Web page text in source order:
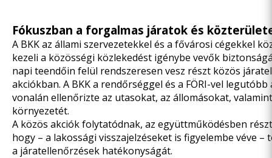
Fókuszban a forgalmas járatok és
A BKK az állami szervezetekkel és a fővárosi cégekkel
kezeli a közösségi közlekedést igénybe vevők
napi teendőin felül rendszeresen vesz részt közös
akciókban. A BKK a rendőrséggel és a FÖRI-vel legutóbb
vonalán ellenőrizte az utasokat, az állomásokat,
környezetét.
A közös akciók folytatódnak, az együttműködésben
hogy – a lakossági visszajelzéseket is figyelembe véve –
a járatellenőrzések hatékonyságát.